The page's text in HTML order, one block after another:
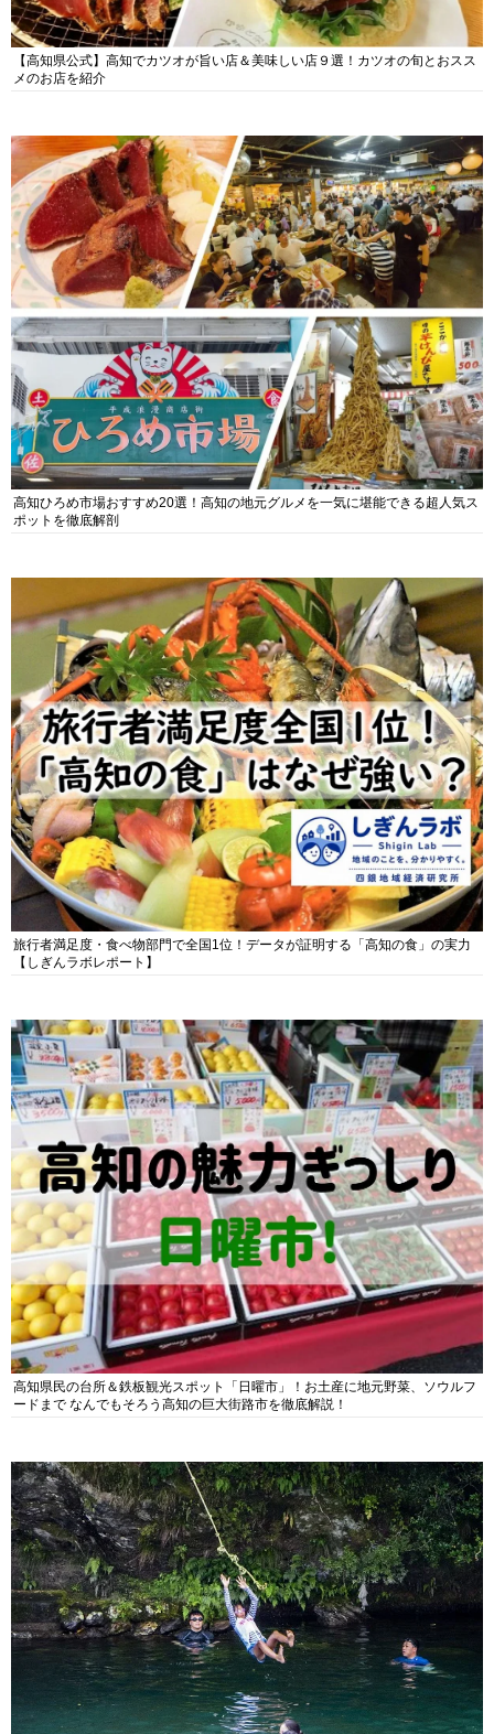
【高知県公式】高知でカツオが旨い店＆美味しい店９選！カツオの旬とおスス
メのお店を紹介
高知ひろめ市場おすすめ20選！高知の地元グルメを一気に堪能できる超人気ス
ポットを徹底解剖
旅行者満足度・食べ物部門で全国1位！データが証明する「高知の食」の実力
【しぎんラボレポート】
高知県民の台所＆鉄板観光スポット「日曜市」！お土産に地元野菜、ソウルフ
ードまで なんでもそろう高知の巨大街路市を徹底解説！